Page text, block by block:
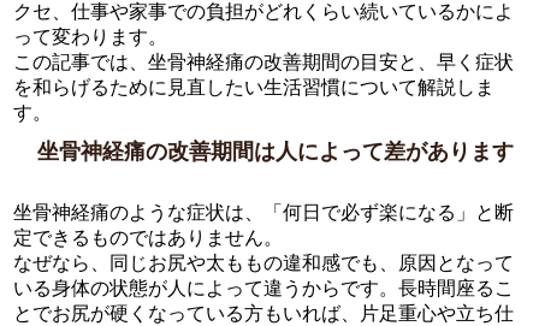
クセ、仕事や家事での負担がどれくらい続いているかによ
って変わります。
この記事では、坐骨神経痛の改善期間の目安と、早く症状
を和らげるために見直したい生活習慣について解説しま
す。
坐骨神経痛の改善期間は人によって差があります
坐骨神経痛のような症状は、「何日で必ず楽になる」と断
定できるものではありません。
なぜなら、同じお尻や太ももの違和感でも、原因となって
いる身体の状態が人によって違うからです。長時間座るこ
とでお尻が硬くなっている方もいれば、片足重心や立ち仕